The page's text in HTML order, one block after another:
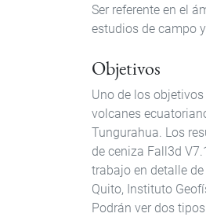
Ser referente en el
estudios de campo
Objetivos
Uno de los
volcanes
Tungurahua. Los
de ceniza Fall3d
trabajo en detalle
Quito, Instituto
Podrán ver dos